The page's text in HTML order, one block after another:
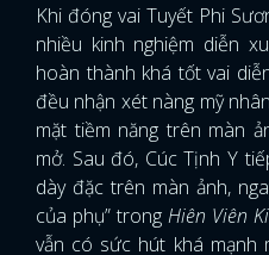
Khi đóng vai Tuyết Phi
nhiều kinh nghiệm diễn
hoàn thành khá tốt vai
đều nhận xét nàng mỹ
mặt tiềm năng trên màn
mở. Sau đó, Cúc Tịnh Y
dày đặc trên màn ảnh,
của phụ” trong Hiên Viên
vẫn có sức hút khá mạnh